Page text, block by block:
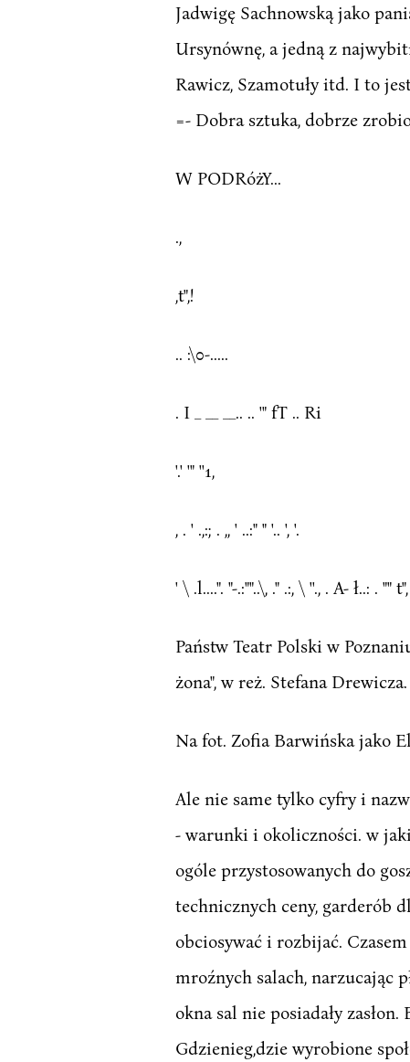
Jadwigę Sachnowską jako
Ursynównę, a jedną z
Rawicz, Szamotuły itd. I to
=- Dobra sztuka, dobrze
W PODRóżY...
,t",!
.. :\0-.....
. I _ __ __.. .. '" fT .. Ri
'.' '" ''1,
, . ' .,:; . ,, ' ..:" " '.. ', '.
' \ .l....". "-.:""..\, ." .:, \ ''., . A- ł..: . ""
Państw Teatr Polski w
żona", w reż. Stefana Drewicza.
Na fot. Zofia Barwińska jako
Ale nie same tylko cyfry i
- warunki i okoliczności. w
ogóle przystosowanych do
technicznych ceny, garderób
obciosywać i rozbijać.
mroźnych salach, narzucając
okna sal nie posiadały
Gdzienieg,dzie wyrobione